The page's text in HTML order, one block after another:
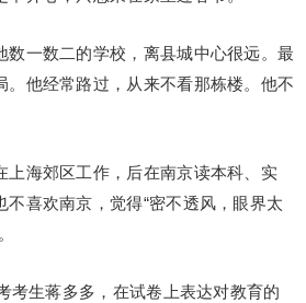
数一数二的学校，离县城中心很远。最
。他经常路过，从来不看那栋楼。他不
上海郊区工作，后在南京读本科、实
不喜欢南京，觉得“密不透风，眼界太
考生蒋多多，在试卷上表达对教育的